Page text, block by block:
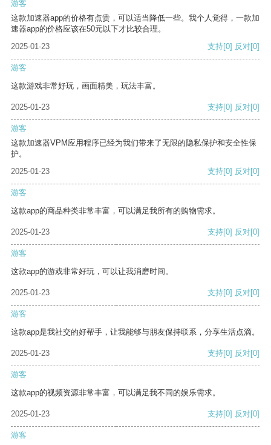
游客
这款加速器app的价格有点贵，可以适当降低一些。我个人觉得，一款加
速器app的价格应该在50元以下才比较合理。
2025-01-23
支持[0] 反对[0]
游客
这款游戏非常好玩，画面精美，玩法丰富。
2025-01-23 支持[0] 反对[0]
游客
这款加速器VPM应用程序已经为我们带来了无限的隐私保护和安全性保
护。
2025-01-23
支持[0] 反对[0]
游客
这款app的商品种类非常丰富，可以满足我所有的购物需求。
2025-01-23 支持[0] 反对[0]
游客
这款app的游戏非常好玩，可以让我消磨时间。
2025-01-23 支持[0] 反对[0]
游客
这款app是我社交的好帮手，让我能够与朋友保持联系，分享生活点滴。
2025-01-23 支持[0] 反对[0]
游客
这款app的视频资源非常丰富，可以满足我不同的娱乐需求。
2025-01-23 支持[0] 反对[0]
游客